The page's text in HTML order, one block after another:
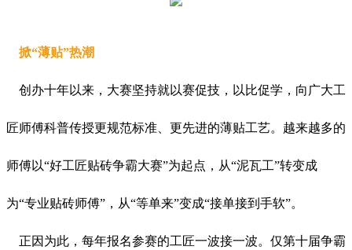
掀“薄贴”热潮
创办十年以来，大赛坚持就以赛促技，以比促学，向广大工
匠师傅科普传授更规范标准、更先进的薄贴工艺。越来越多的
师傅以“好工匠贴砖争霸大赛”为起点，从“泥瓦工”转变成
为“专业贴砖师傅”，从“等单来”变成“接单接到手软”。
正因为此，每年报名参赛的工匠一波接一波。仅第十届争霸